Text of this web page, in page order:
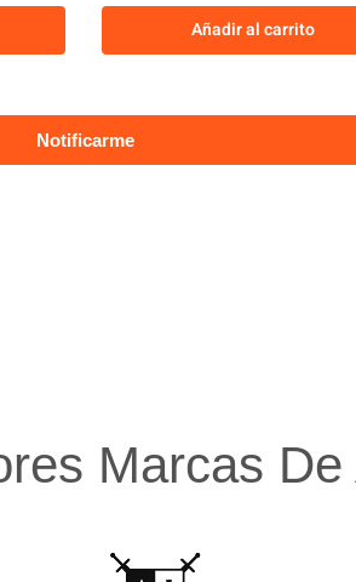
Añadir al carrito
Marcas